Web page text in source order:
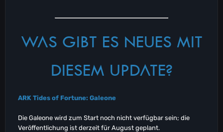
WAS GIBT ES NEUES MIT
DIESEM UPDATE?
ARK Tides of Fortune: Galeone
Die Galeone wird zum Start noch nicht verfügbar sein; die
Veröffentlichung ist derzeit für August geplant.